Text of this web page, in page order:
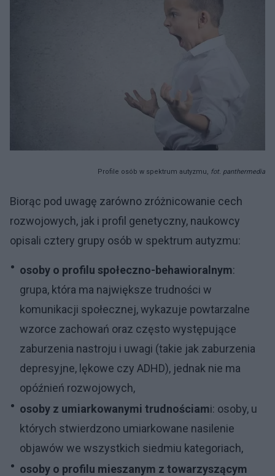
Profile osób w spektrum autyzmu, fot. panthermedia
Biorąc pod uwagę zarówno zróżnicowanie cech
rozwojowych, jak i profil genetyczny, naukowcy
opisali cztery grupy osób w spektrum autyzmu:
osoby o profilu społeczno-behawioralnym:
grupa, która ma największe trudności w
komunikacji społecznej, wykazuje powtarzalne
wzorce zachowań oraz często występujące
zaburzenia nastroju i uwagi (takie jak zaburzenia
depresyjne, lękowe czy ADHD), jednak nie ma
opóźnień rozwojowych,
osoby z umiarkowanymi trudnościami: osoby, u
których stwierdzono umiarkowane nasilenie
objawów we wszystkich siedmiu kategoriach,
osoby o profilu mieszanym z towarzyszącym